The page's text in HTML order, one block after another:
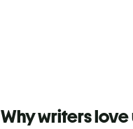
Why writers love